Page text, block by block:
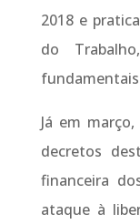
2018 e
do
Já em
decretos
financeira
ataque à